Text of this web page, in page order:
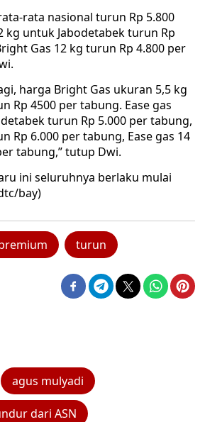
rata nasional turun Rp 5.800
kg untuk Jabodetabek turun Rp
Gas 12 kg turun Rp 4.800 per
harga Bright Gas ukuran 5,5 kg
Rp 4500 per tabung. Ease gas
turun Rp 5.000 per tabung,
Rp 6.000 per tabung, Ease gas 14
tabung,” tutup Dwi.
ini seluruhnya berlaku mulai
bay)
turun
agus mulyadi
dari ASN